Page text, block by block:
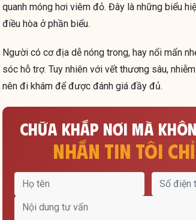
quanh móng hơi viêm đỏ. Đây là những biểu
điều hòa ở phần biểu.
Người có cơ địa dễ nóng trong, hay nổi mẩn
sóc hỗ trợ. Tuy nhiên với vết thương sâu,
nên đi khám để được đánh giá đầy đủ.
CHỮA KHẮP NƠI MÀ
NHẮN TIN TÔI